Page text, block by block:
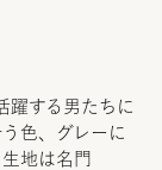
躍する男たちに
色、グレーに
地は名門